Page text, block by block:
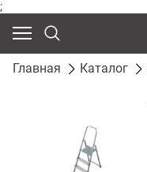
;
Главная Каталог